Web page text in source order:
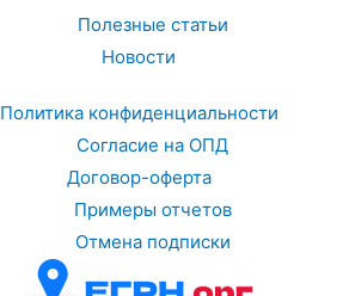
Полезные статьи
Новости
Политика конфиденциальности
Согласие на ОПД
Договор-оферта
Примеры отчетов
Отмена подписки